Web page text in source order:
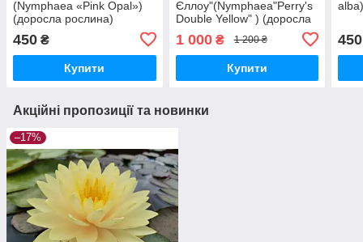
(Nymphaea «Pink Opal»)
(доросла рослина)
450 ₴
Купити
Єллоу"(Nymphaea"Perry's
Double Yellow" ) (доросла
1 000₴ 1 200 ₴
Купити
450
Акційні пропозиції та новинки
–17%